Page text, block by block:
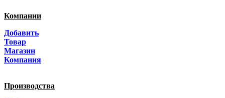
Компании
Добавить
Товар
Магазин
Компания
Производства